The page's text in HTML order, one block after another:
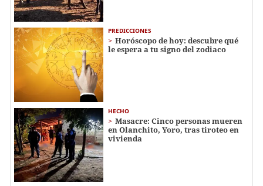
PREDICCIONES
Horóscopo de hoy: descubre qué
le espera a tu signo del zodiaco
HECHO
Masacre: Cinco personas mueren
en Olanchito, Yoro, tras tiroteo en
vivienda